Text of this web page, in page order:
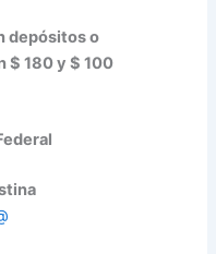
depósitos o
$ 180 y $ 100